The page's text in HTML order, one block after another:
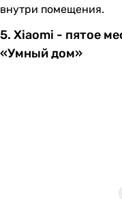
внутри помещения.
5. Xiaomi - пятое
«Умный дом»